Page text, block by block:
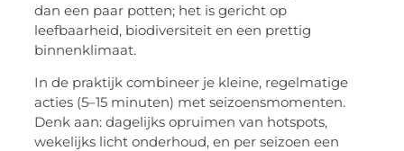
dan een paar potten; het is gericht op
leefbaarheid, biodiversiteit en een prettig
binnenklimaat.
In de praktijk combineer je kleine, regelmatige
acties (5–15 minuten) met seizoensmomenten.
Denk aan: dagelijks opruimen van hotspots,
wekelijks licht onderhoud, en per seizoen een